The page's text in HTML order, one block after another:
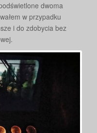
dwoma
w przypadku
i do zdobycia bez